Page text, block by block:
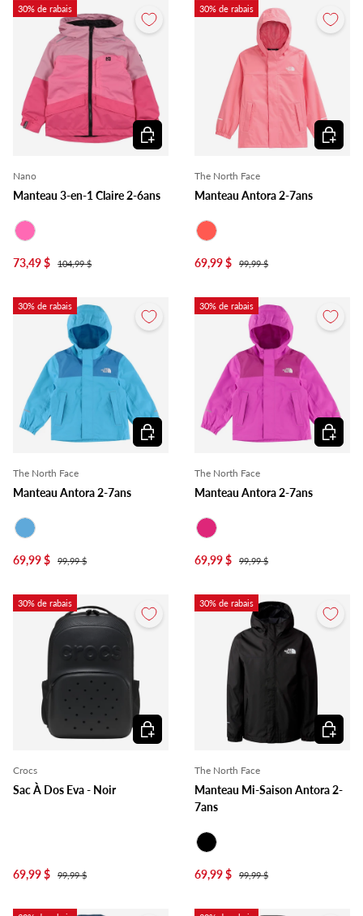
30% de rabais
Nano
Manteau 3-en-1 Claire 2-6ans
73,49 $
104,99 $
Choisir les options
30% de rabais
The North Face
Manteau Antora 2-7ans
69,99 $
99,99 $
Choisir
30% de rabais
The North Face
Manteau Antora 2-7ans
69,99 $
99,99 $
Choisir les options
30% de rabais
The North Face
Manteau Antora 2-7ans
69,99 $
99,99 $
Choisir
30% de rabais
Crocs
Sac À Dos Eva - Noir
69,99 $ 99,99 $
Ajouter au panier
30% de rabais
The North Face
Manteau Mi-Saison Antora 2-
7ans
69,99 $
99,99 $
Choisir